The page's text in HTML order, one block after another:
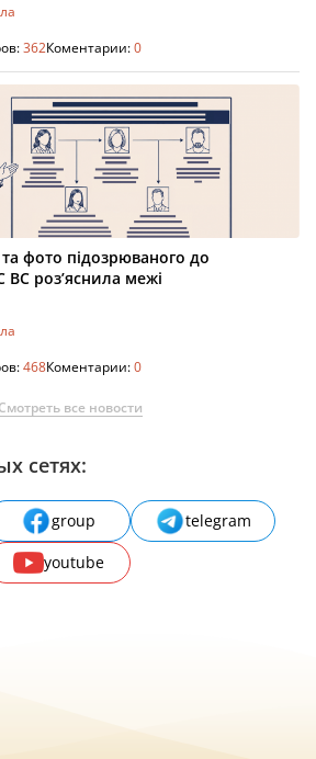
362Коментарии:0
фото підозрюваного до
роз’яснила межі
468Коментарии:0
Смотреть все новости
сетях:
group
telegram
youtube